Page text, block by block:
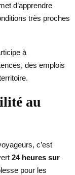
d’apprendre
très proches
à
des emplois
au
c’est
24 heures sur
pour les